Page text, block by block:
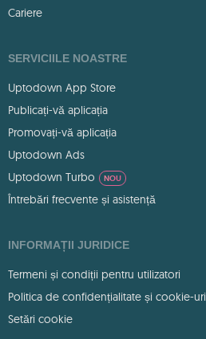
Cariere
SERVICIILE NOASTRE
Uptodown App Store
Publicați-vă aplicația
Promovați-vă aplicația
Uptodown Ads
Uptodown Turbo
NOU
Întrebări frecvente și asistență
INFORMAȚII JURIDICE
Termeni și condiții pentru utilizatori
Politica de confidențialitate și cookie-uri
Setări cookie